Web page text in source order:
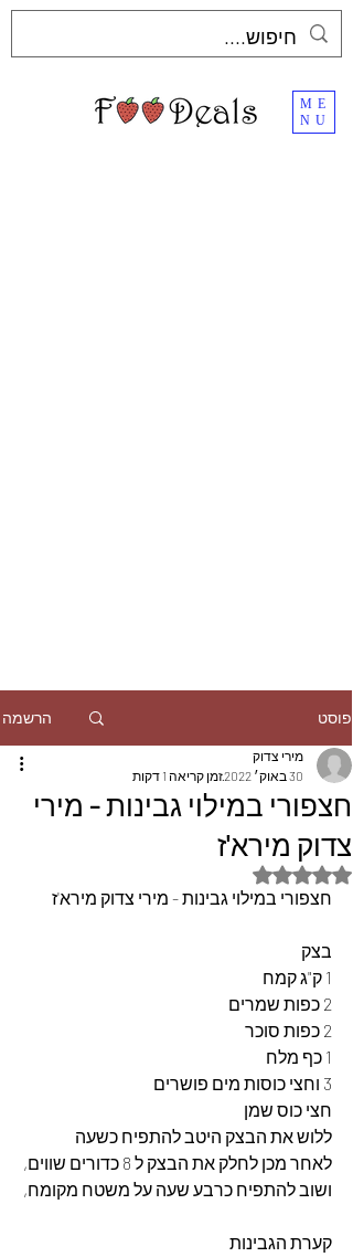
ME
NU
פוסט הרשמה
חצפורי במילוי גבינות - מירי
צדוק מירא'ז
מירי צדוק
30 באוק׳ 2022
זמן קריאה 1 דקות
דירוג של NaN מתוך 5 כוכבים
חצפורי במילוי גבינות - מירי צדוק מירא'ז
בצק
1 ק"ג קמח
2 כפות שמרים
2 כפות סוכר
1 כף מלח
3 וחצי כוסות מים פושרים
חצי כוס שמן
ללוש את הבצק היטב להתפיח כשעה
לאחר מכן לחלק את הבצק ל 8 כדורים שווים,
ושוב להתפיח כרבע שעה על משטח מקומח,
קערת הגבינות